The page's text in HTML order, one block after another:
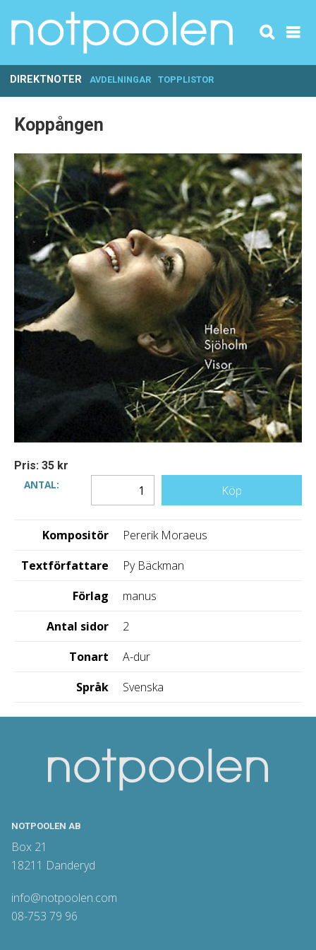
DIREKTNOTER AVDELNINGAR TOPPLISTOR
Koppången
Pris: 35 kr
ANTAL:
Köp
Kompositör
Pererik Moraeus
Textförfattare
Py Bäckman
Förlag
manus
Antal sidor
2
Tonart
A-dur
Språk
Svenska
NOTPOOLEN AB
Box 21
18211 Danderyd
info@notpoolen.com
08-753 79 96